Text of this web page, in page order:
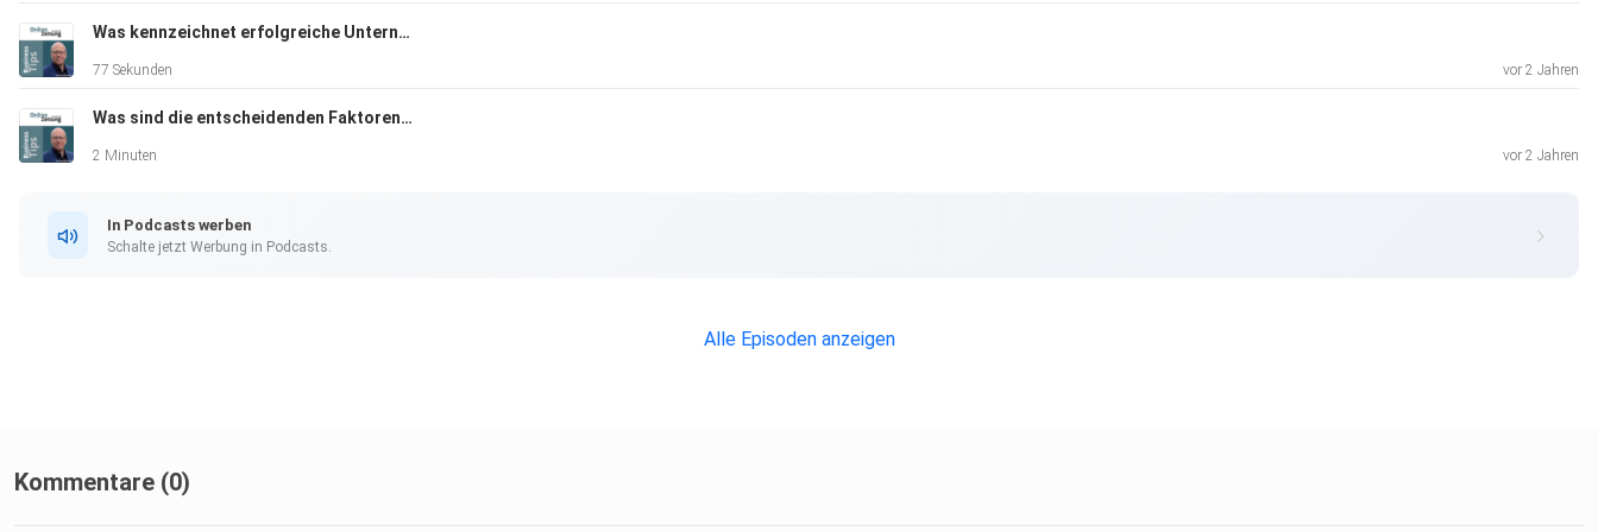
Was kennzeichnet erfolgreiche Unternehmen und wie können auch kleine Unternehmen von deren Erfolgsstrategien profitieren?
77 Sekunden vor 2 Jahren
Was sind die entscheidenden Faktoren für langfristigen Erfolg im Geschäftsleben und wie können Unternehmer diese in ihrer Strategie umsetzen?
2 Minuten vor 2 Jahren
In Podcasts werben
Schalte jetzt Werbung in Podcasts.
Alle Episoden anzeigen
Kommentare (0)